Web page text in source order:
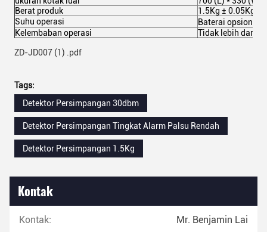
Berat produk
1.5Kg ± 0.05Kg
Suhu operasi
Baterai
Kelembaban operasi
Tidak lebih dari
ZD-JD007 (1) .pdf
Tags:
Detektor Persimpangan 30dbm
Detektor Persimpangan Tingkat Alarm Palsu Rendah
Detektor Persimpangan 1.5Kg
Kontak
Kontak: Mr. Benjamin Lai